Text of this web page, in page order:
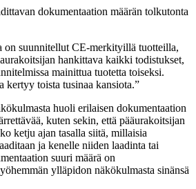
dokumentaation määrän tolkutonta
on suunnitellut CE-merkityillä tuotteilla,
hankittava kaikki todistukset,
mainittua tuotetta toiseksi.
kertyy toista tusinaa kansiota.”
huoli erilaisen dokumentaation
kuten sekin, että pääurakoitsijan
ketju ajan tasalla siitä, millaisia
ja kenelle niiden laadinta tai
suuri määrä on
ylläpidon näkökulmasta sinänsä